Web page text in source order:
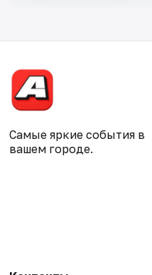
Самые яркие события в
вашем городе.